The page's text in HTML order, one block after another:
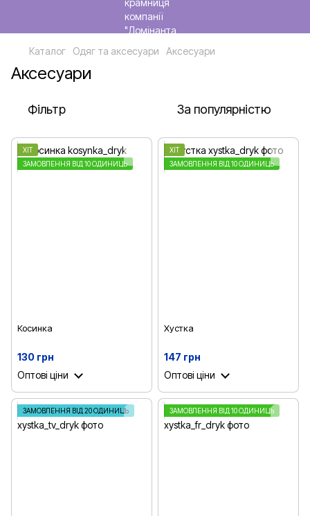
Каталог Одяг та аксесуари Аксесуари
Аксесуари
Фільтр За популярністю
ХІТ
ЗАМОВЛЕННЯ ВІД 10 ОДИНИЦЬ
Косинка
130 грн
Оптові ціни
ХІТ
ЗАМОВЛЕННЯ ВІД 10 ОДИНИЦЬ
Хустка
147 грн
Оптові ціни
ЗАМОВЛЕННЯ ВІД 20 ОДИНИЦЬ ЗАМОВЛЕННЯ ВІД 10 ОДИНИЦЬ